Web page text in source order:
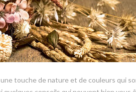
touche de nature et de couleurs qui